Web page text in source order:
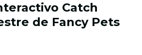
Catch
de Fancy Pets